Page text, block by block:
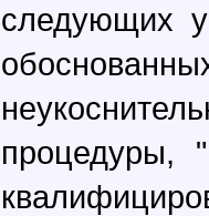
следующих
процедуры,